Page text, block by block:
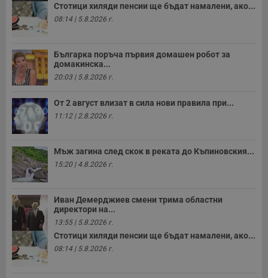
Стотици хиляди пенсии ще бъдат намалени, ако...
08:14 | 5.8.2026 г.
Българка поръча първия домашен робот за
домакинска...
20:03 | 5.8.2026 г.
От 2 август влизат в сила нови правила при...
11:12 | 2.8.2026 г.
Мъж загина след скок в реката до Къпиновския...
15:20 | 4.8.2026 г.
Иван Демерджиев смени трима областни
директори на...
13:55 | 5.8.2026 г.
Стотици хиляди пенсии ще бъдат намалени, ако...
08:14 | 5.8.2026 г.